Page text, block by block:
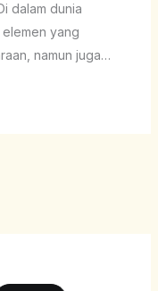
dalam dunia
yang
namun juga…